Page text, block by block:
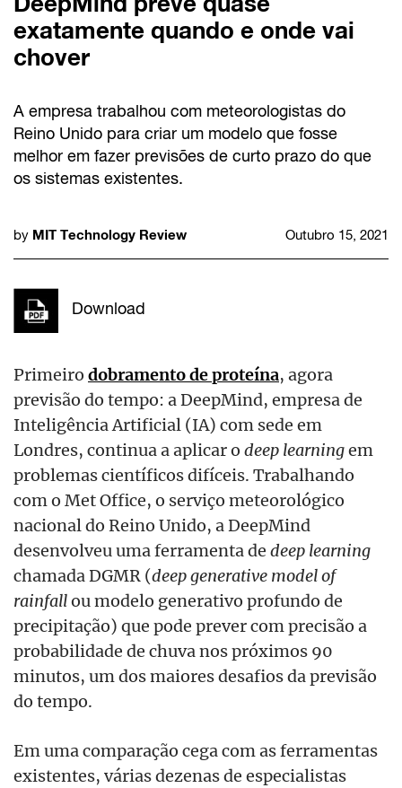
exatamente quando e onde vai
chover
A empresa trabalhou com meteorologistas do
Reino Unido para criar um modelo que fosse
melhor em fazer previsões de curto prazo do que
os sistemas existentes.
by MIT Technology Review Outubro 15, 2021
Download
Primeiro dobramento de proteína, agora
previsão do tempo: a DeepMind, empresa de
Inteligência Artificial (IA) com sede em
Londres, continua a aplicar o deep learningem
problemas científicos difíceis. Trabalhando
com o Met Office, o serviço meteorológico
nacional do Reino Unido, a DeepMind
desenvolveu uma ferramenta de deep learning
chamada DGMR (deep generative model of
rainfallou modelo generativo profundo de
precipitação) que pode prever com precisão a
probabilidade de chuva nos próximos 90
minutos, um dos maiores desafios da previsão
do tempo.
Em uma comparação cega com as ferramentas
existentes, várias dezenas de especialistas